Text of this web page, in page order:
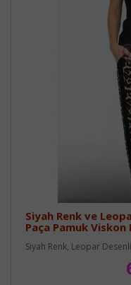
Siyah Renk ve
Paça Pamuk Viskon
Siyah Renk, Leopar